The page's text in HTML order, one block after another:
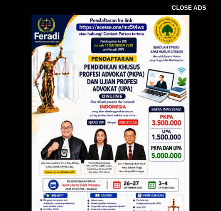
CLOSE ADS